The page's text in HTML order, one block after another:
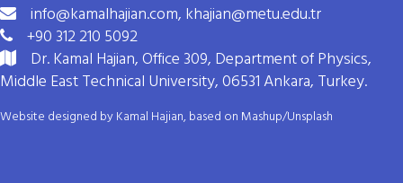
info@kamalhajian.com, khajian@metu.edu.tr
+90 312 210 5092
Dr. Kamal Hajian, Office 309, Department of Physics,
Middle East Technical University, 06531 Ankara, Turkey.
Website designed by Kamal Hajian, based on Mashup/Unsplash